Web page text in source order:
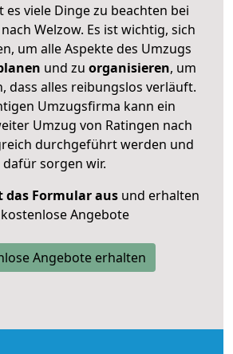
es viele Dinge zu beachten bei
Welzow. Es ist wichtig, sich
um alle Aspekte des Umzugs
und zu organisieren, um
dass alles reibungslos verläuft.
Umzugsfirma kann ein
Umzug von Ratingen nach
durchgeführt werden und
dafür sorgen wir.
das Formular ausund erhalten
Angebote
Angebote erhalten